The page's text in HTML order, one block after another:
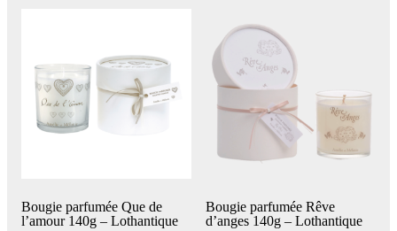
Bougie parfumée Que de
l’amour 140g – Lothantique
Bougie parfumée Rêve
d’anges 140g – Lothantique